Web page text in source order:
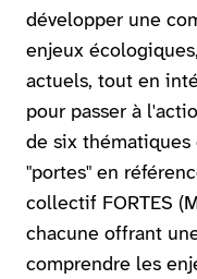
développer une
enjeux
actuels, tout en
pour passer à
de six thématiques
"portes" en
collectif FORTES
chacune offrant
comprendre les